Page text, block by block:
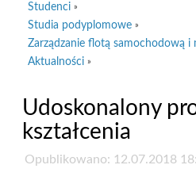
Studenci »
Studia podyplomowe »
Zarządzanie flotą samochodową i
Aktualności »
Udoskonalony
kształcenia
Opublikowano: 12.07.2018